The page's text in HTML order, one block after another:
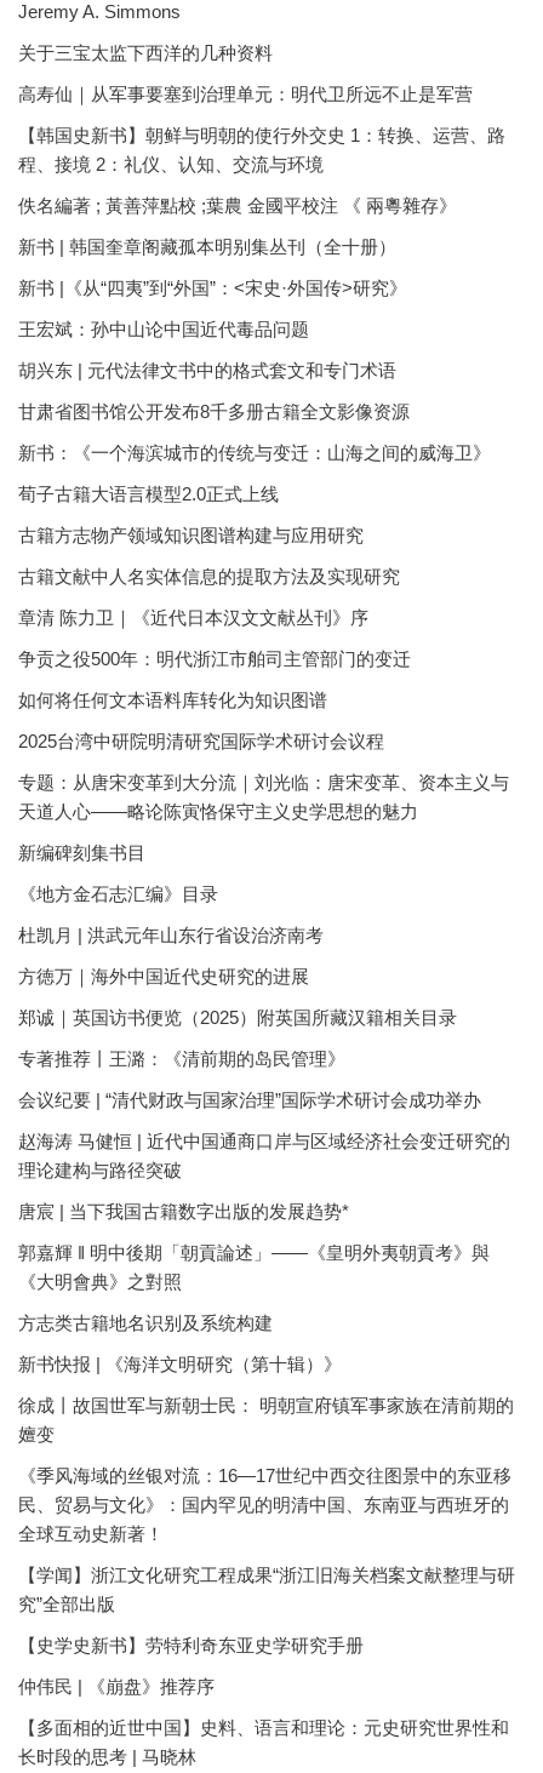
Jeremy A. Simmons
关于三宝太监下西洋的几种资料
高寿仙｜从军事要塞到治理单元：明代卫所远不止是军营
【韩国史新书】朝鲜与明朝的使行外交史 1：转换、运营、路
程、接境 2：礼仪、认知、交流与环境
佚名編著 ; 黃善萍點校 ;葉農 金國平校注 《 兩粵雜存》
新书 | 韩国奎章阁藏孤本明别集丛刊（全十册）
新书 |《从“四夷”到“外国”：<宋史·外国传>研究》
王宏斌：孙中山论中国近代毒品问题
胡兴东 | 元代法律文书中的格式套文和专门术语
甘肃省图书馆公开发布8千多册古籍全文影像资源
新书：《一个海滨城市的传统与变迁：山海之间的威海卫》
荀子古籍大语言模型2.0正式上线
古籍方志物产领域知识图谱构建与应用研究
古籍文献中人名实体信息的提取方法及实现研究
章清 陈力卫｜《近代日本汉文文献丛刊》序
争贡之役500年：明代浙江市舶司主管部门的变迁
如何将任何文本语料库转化为知识图谱
2025台湾中研院明清研究国际学术研讨会议程
专题：从唐宋变革到大分流｜刘光临：唐宋变革、资本主义与
天道人心——略论陈寅恪保守主义史学思想的魅力
新编碑刻集书目
《地方金石志汇编》目录
杜凯月 | 洪武元年山东行省设治济南考
方徳万｜海外中国近代史研究的进展
郑诚｜英国访书便览（2025）附英国所藏汉籍相关目录
专著推荐丨王潞：《清前期的岛民管理》
会议纪要 | “清代财政与国家治理”国际学术研讨会成功举办
赵海涛 马健恒 | 近代中国通商口岸与区域经济社会变迁研究的
理论建构与路径突破
唐宸 | 当下我国古籍数字出版的发展趋势*
郭嘉輝 ‖ 明中後期「朝貢論述」——《皇明外夷朝貢考》與
《大明會典》之對照
方志类古籍地名识别及系统构建
新书快报 | 《海洋文明研究（第十辑）》
徐成丨故国世军与新朝士民： 明朝宣府镇军事家族在清前期的
嬗变
《季风海域的丝银对流：16—17世纪中西交往图景中的东亚移
民、贸易与文化》：国内罕见的明清中国、东南亚与西班牙的
全球互动史新著！
【学闻】浙江文化研究工程成果“浙江旧海关档案文献整理与研
究”全部出版
【史学史新书】劳特利奇东亚史学研究手册
仲伟民 | 《崩盘》推荐序
【多面相的近世中国】史料、语言和理论：元史研究世界性和
长时段的思考 | 马晓林